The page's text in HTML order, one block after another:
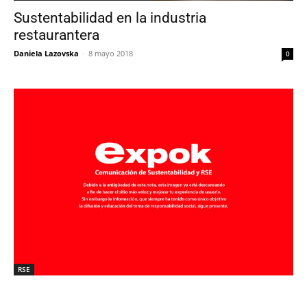
Sustentabilidad en la industria
restaurantera
Daniela Lazovska - 8 mayo 2018 0
RSE